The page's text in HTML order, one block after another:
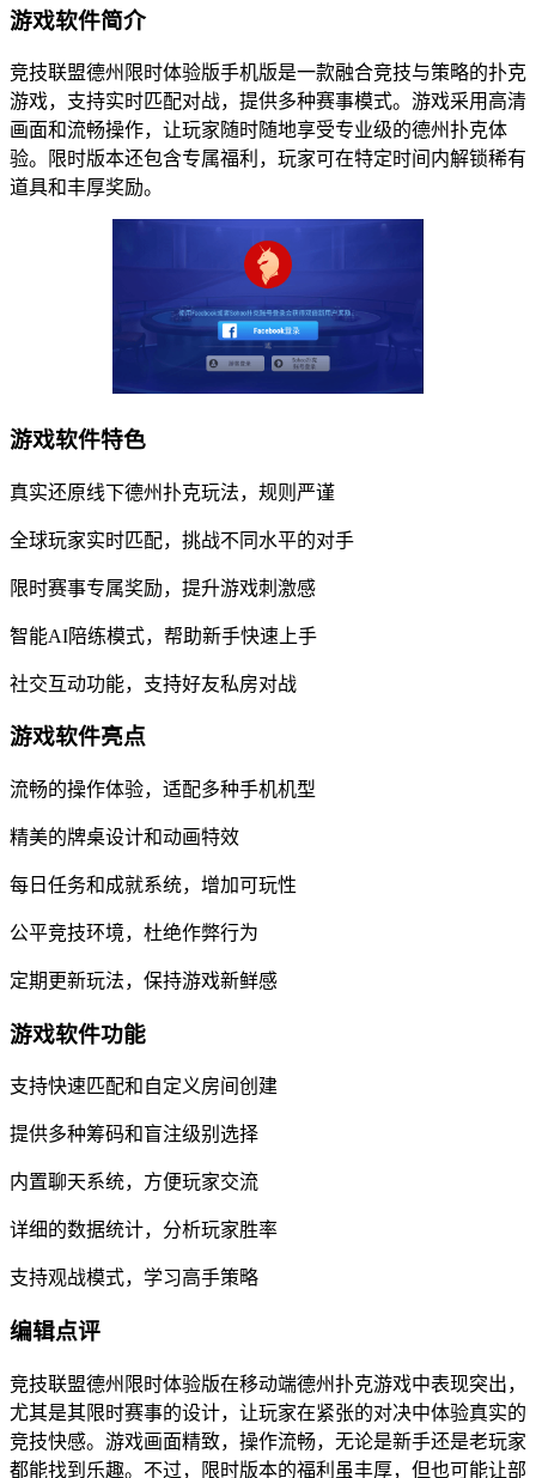
游戏软件简介
竞技联盟德州限时体验版手机版是一款融合竞技与策略的扑克
游戏，支持实时匹配对战，提供多种赛事模式。游戏采用高清
画面和流畅操作，让玩家随时随地享受专业级的德州扑克体
验。限时版本还包含专属福利，玩家可在特定时间内解锁稀有
道具和丰厚奖励。
游戏软件特色
真实还原线下德州扑克玩法，规则严谨
全球玩家实时匹配，挑战不同水平的对手
限时赛事专属奖励，提升游戏刺激感
智能AI陪练模式，帮助新手快速上手
社交互动功能，支持好友私房对战
游戏软件亮点
流畅的操作体验，适配多种手机机型
精美的牌桌设计和动画特效
每日任务和成就系统，增加可玩性
公平竞技环境，杜绝作弊行为
定期更新玩法，保持游戏新鲜感
游戏软件功能
支持快速匹配和自定义房间创建
提供多种筹码和盲注级别选择
内置聊天系统，方便玩家交流
详细的数据统计，分析玩家胜率
支持观战模式，学习高手策略
编辑点评
竞技联盟德州限时体验版在移动端德州扑克游戏中表现突出，
尤其是其限时赛事的设计，让玩家在紧张的对决中体验真实的
竞技快感。游戏画面精致，操作流畅，无论是新手还是老玩家
都能找到乐趣。不过，限时版本的福利虽丰厚，但也可能让部